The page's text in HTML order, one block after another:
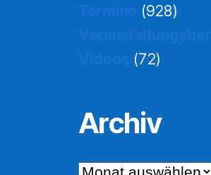
(928)
(72)
Archiv
Archiv